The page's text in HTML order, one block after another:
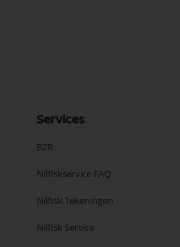
Services
B2B
Nilfiskservice FAQ
Nilfisk Tekeningen
Nilfisk Service